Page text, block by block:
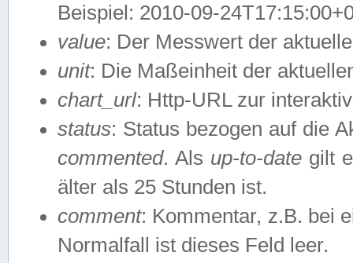
Beispiel: 2010-09-
value: Der Messwert der
unit: Die Maßeinheit der
chart_url: Http-URL zur
status: Status bezogen auf die
commented. Als up-to-date gilt
älter als 25 Stunden ist.
comment: Kommentar, z.B. bei
Normalfall ist dieses Feld leer.